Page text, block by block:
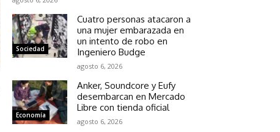
Sociedad
Cuatro personas atacaron a
una mujer embarazada en
un intento de robo en
Ingeniero Budge
agosto 6, 2026
Economía
Anker, Soundcore y Eufy
desembarcan en Mercado
Libre con tienda oficial
agosto 6, 2026